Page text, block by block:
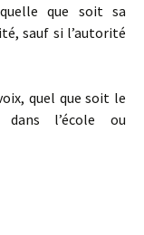
que soit sa
sauf si l’autorité
quel que soit le
l’école ou